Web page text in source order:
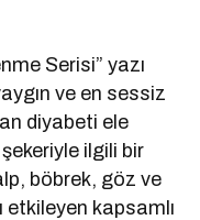
Serisi” yazı
ve en sessiz
diyabeti ele
ilgili bir
böbrek, göz ve
etkileyen kapsamlı